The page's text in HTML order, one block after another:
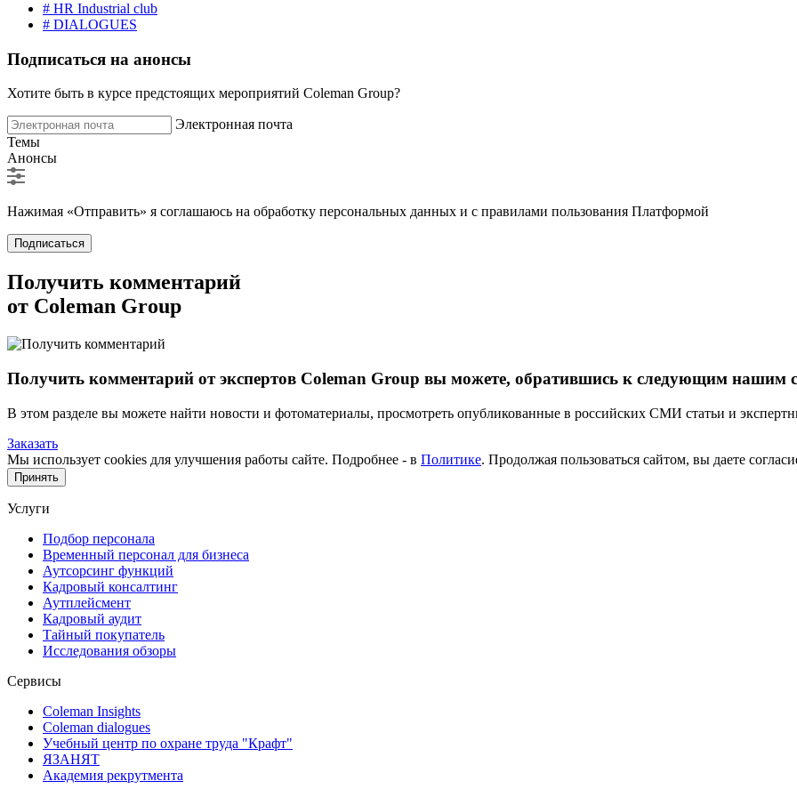
# HR Industrial club
# DIALOGUES
Подписаться на анонсы
Хотите быть в курсе предстоящих мероприятий Coleman Group?
Электронная почта
Темы
Анонсы
Нажимая «Отправить» я соглашаюсь на обработку персональных данных и с правилами пользования Платформой
Подписаться
Получить комментарий
от Coleman Group
Получить комментарий от экспертов Coleman Group вы можете, обратившись к следующим нашим
В этом разделе вы можете найти новости и фотоматериалы, просмотреть опубликованные в российских СМИ статьи и
Заказать
Мы использует cookies для улучшения работы сайте. Подробнее - в Политике. Продолжая пользоваться сайтом, вы даете
Принять
Услуги
Подбор персонала
Временный персонал для бизнеса
Аутсорсинг функций
Кадровый консалтинг
Аутплейсмент
Кадровый аудит
Тайный покупатель
Исследования обзоры
Сервисы
Coleman Insights
Coleman dialogues
Учебный центр по охране труда "Крафт"
ЯЗАНЯТ
Академия рекрутмента